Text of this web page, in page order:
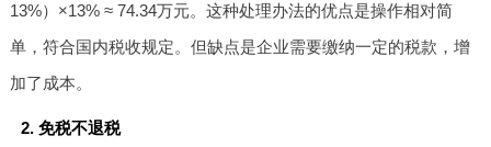
13%）×13% ≈ 74.34万元。这种处理办法的优点是操作相对简
单，符合国内税收规定。但缺点是企业需要缴纳一定的税款，增
加了成本。
2. 免税不退税